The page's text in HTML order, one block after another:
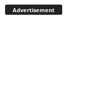
Advertisement